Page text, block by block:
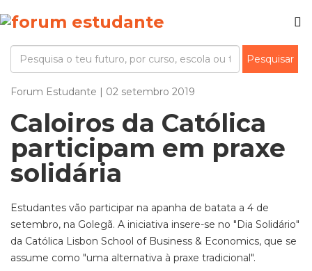
Forum Estudante | 02 setembro 2019
Caloiros da Católica
participam em praxe
solidária
Estudantes vão participar na apanha de batata a 4 de
setembro, na Golegã. A iniciativa insere-se no "Dia Solidário"
da Católica Lisbon School of Business & Economics, que se
assume como "uma alternativa à praxe tradicional".